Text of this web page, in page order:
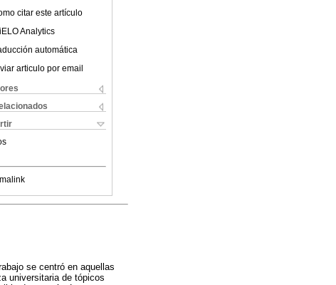
citar este artículo
Analytics
automática
articulo por email
se centró en aquellas
universitaria de tópicos